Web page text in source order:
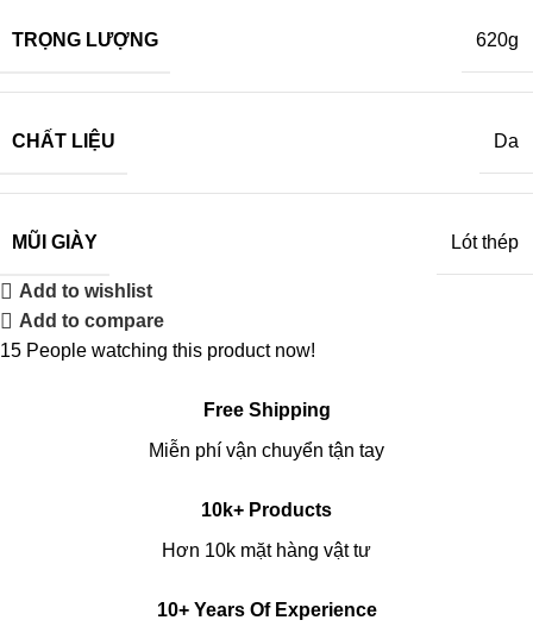
TRỌNG LƯỢNG 620g
CHẤT LIỆU Da
MŨI GIÀY Lót thép
Add to wishlist
Add to compare
15 People watching this product now!
Free Shipping
Miễn phí vận chuyển tận tay
10k+ Products
Hơn 10k mặt hàng vật tư
10+ Years Of Experience